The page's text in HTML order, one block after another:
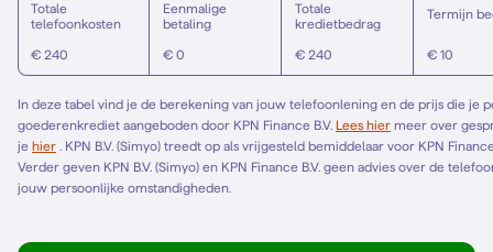
Totale
telefoonkosten
€ 240
Eenmalige
betaling
€ 0
Totale
kredietbedrag
€ 240
Termijn
€ 10
In deze tabel vind je de berekening van jouw telefoonlening en de prijs die je
goederenkrediet aangeboden door KPN Finance B.V. Lees hier
je hier
Verder geven KPN B.V. (Simyo) en KPN Finance B.V. geen advies over de
jouw persoonlijke omstandigheden.